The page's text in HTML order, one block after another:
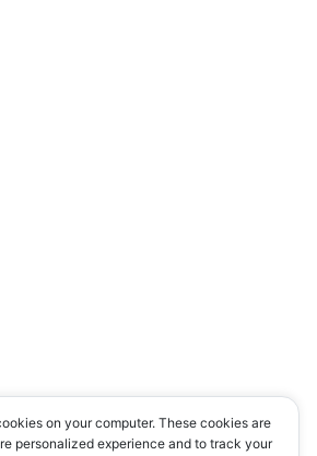
on your computer. These cookies are
personalized experience and to track your